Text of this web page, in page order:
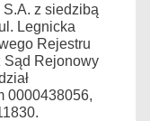
z siedzibą
Legnicka
Rejestru
Sąd Rejonowy
0000438056,